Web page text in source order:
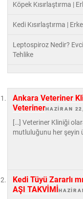
Köpek Kısırlaştırma |
Kedi Kısırlaştırma |
Leptospiroz Nedir?
Tehlike
Ankara Veteriner
VeterinerHAZIRAN
[…] Veteriner Kliniği
mutluluğunu her şeyin
Kedi Tüyü Zararlı
AŞI TAKVİMİ